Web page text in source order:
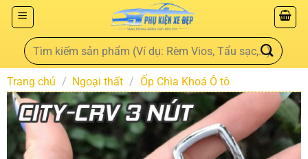
Trang chủ / Ngoại thất / Ốp Chìa Khoá Ô tô